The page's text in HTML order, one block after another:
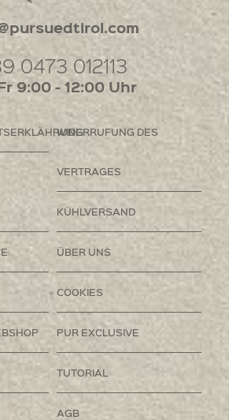
0473 012113
9:00 - 12:00 Uhr
WIDERRUFUNG DES
VERTRAGES
KÜHLVERSAND
ÜBER UNS
COOKIES
PUR EXCLUSIVE
TUTORIAL
AGB